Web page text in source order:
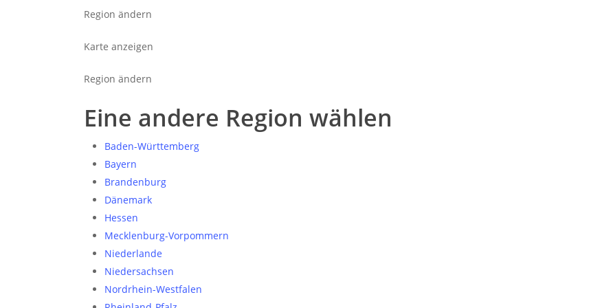
Region ändern
Karte anzeigen
Region ändern
Eine andere Region wählen
Baden-Württemberg
Bayern
Brandenburg
Dänemark
Hessen
Mecklenburg-Vorpommern
Niederlande
Niedersachsen
Nordrhein-Westfalen